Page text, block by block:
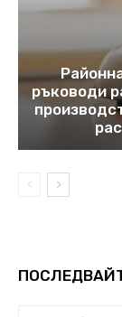
ръководи